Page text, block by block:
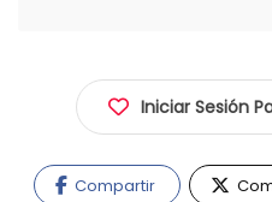
Iniciar Sesión
Compartir